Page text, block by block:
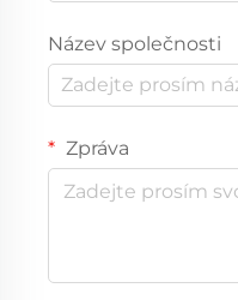
Název společnosti
Zpráva